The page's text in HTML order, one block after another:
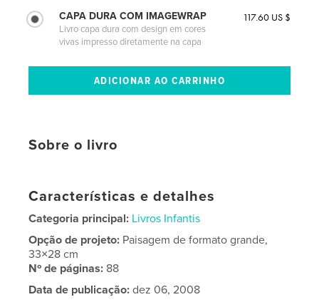
CAPA DURA COM IMAGEWRAP
Livro capa dura com design em cores
vivas impresso diretamente na capa
117.60 US $
Sobre o livro
Características e detalhes
Categoria principal: Livros Infantis
Opção de projeto: Paisagem de formato grande,
33×28 cm
Nº de páginas: 88
Data de publicação: dez 06, 2008